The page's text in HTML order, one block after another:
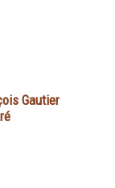
Gautier